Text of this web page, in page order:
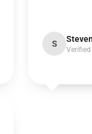
S Steven